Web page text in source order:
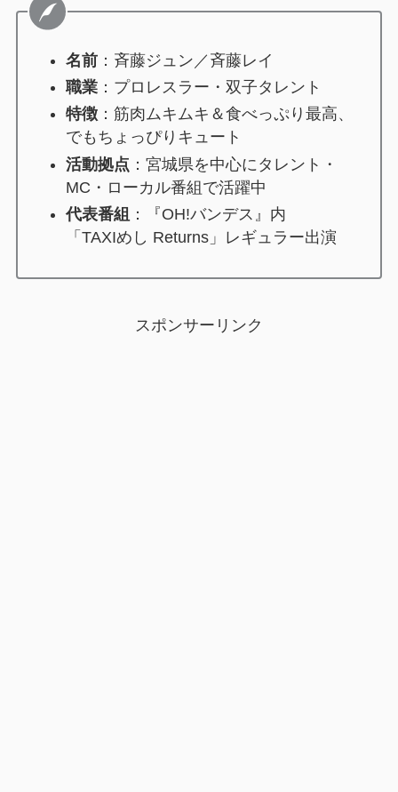
名前：斉藤ジュン／斉藤レイ
職業：プロレスラー・双子タレント
特徴：筋肉ムキムキ＆食べっぷり最高、
でもちょっぴりキュート
活動拠点 ：宮城県を中心にタレント・
MC・ローカル番組で活躍中
代表番組 ：『OH!バンデス』内
「TAXIめし Returns」レギュラー出演
スポンサーリンク